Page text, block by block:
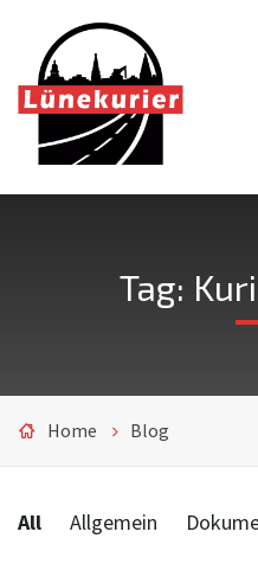
Tag:
Home Blog
All Allgemein